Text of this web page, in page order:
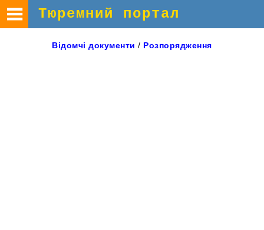
Тюремний портал
Відомчі документи / Розпорядження